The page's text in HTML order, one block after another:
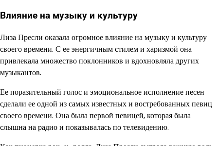
Влияние на музыку и культуру
Лиза Пресли оказала огромное влияние на музыку и культуру
своего времени. С ее энергичным стилем и харизмой она
привлекала множество поклонников и вдохновляла других
музыкантов.
Ее поразительный голос и эмоциональное исполнение песен
сделали ее одной из самых известных и востребованных певиц
своего времени. Она была первой певицей, которая была
слышна на радио и показывалась по телевидению.